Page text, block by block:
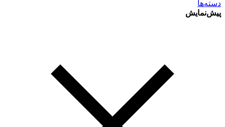
دسته‌ها
پیش‌نمایش